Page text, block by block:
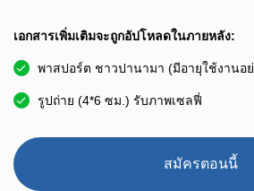
เอกสารเพิ่มเติมจะถูกอัปโหลดในภายหลัง:
พาสปอร์ต ชาวปานามา (มีอายุใช้งานอ
รูปถ่าย (4*6 ซม.) รับภาพเซลฟี่
สมัครตอนนี้